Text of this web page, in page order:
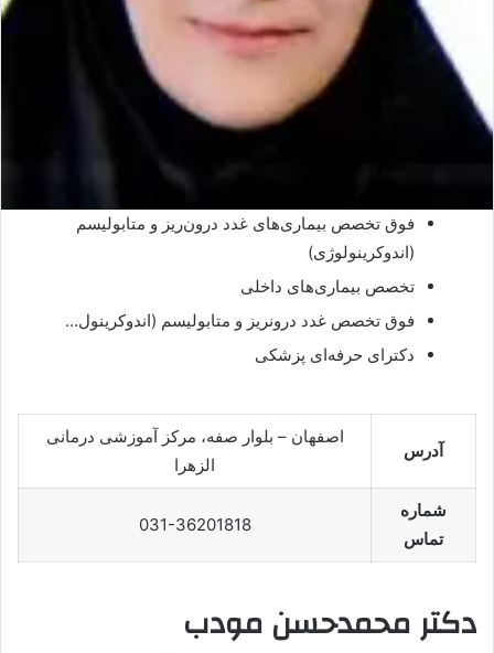
فوق تخصص بیماری‌های غدد درون‌ریز و متابولیسم
(اندوکرینولوژی)
تخصص بیماری‌های داخلی
فوق تخصص غدد درونریز و متابولیسم (اندوکرینول…
دکترای حرفه‌ای پزشکی
آدرس
اصفهان – بلوار صفه، مرکز آموزشی درمانی
الزهرا
شماره
تماس
031-36201818
دکتر محمدحسن مودب